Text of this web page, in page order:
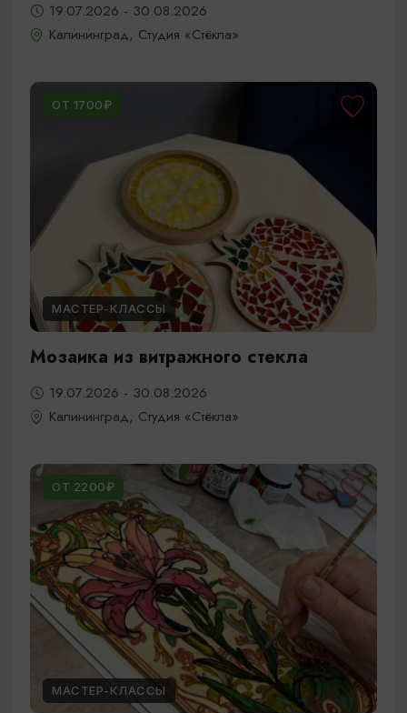
19.07.2026 - 30.08.2026
Калининград, Студия «Стёкла»
ОТ 1700₽
МАСТЕР-КЛАССЫ
Мозаика из витражного стекла
19.07.2026 - 30.08.2026
Калининград, Студия «Стёкла»
ОТ 2200₽
МАСТЕР-КЛАССЫ